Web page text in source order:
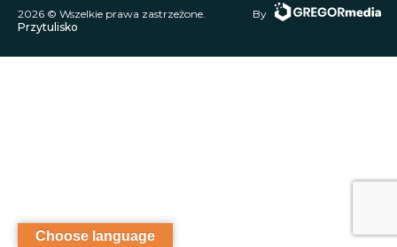
Choose language
2026 © Wszelkie prawa zastrzeżone.
Przytulisko
By